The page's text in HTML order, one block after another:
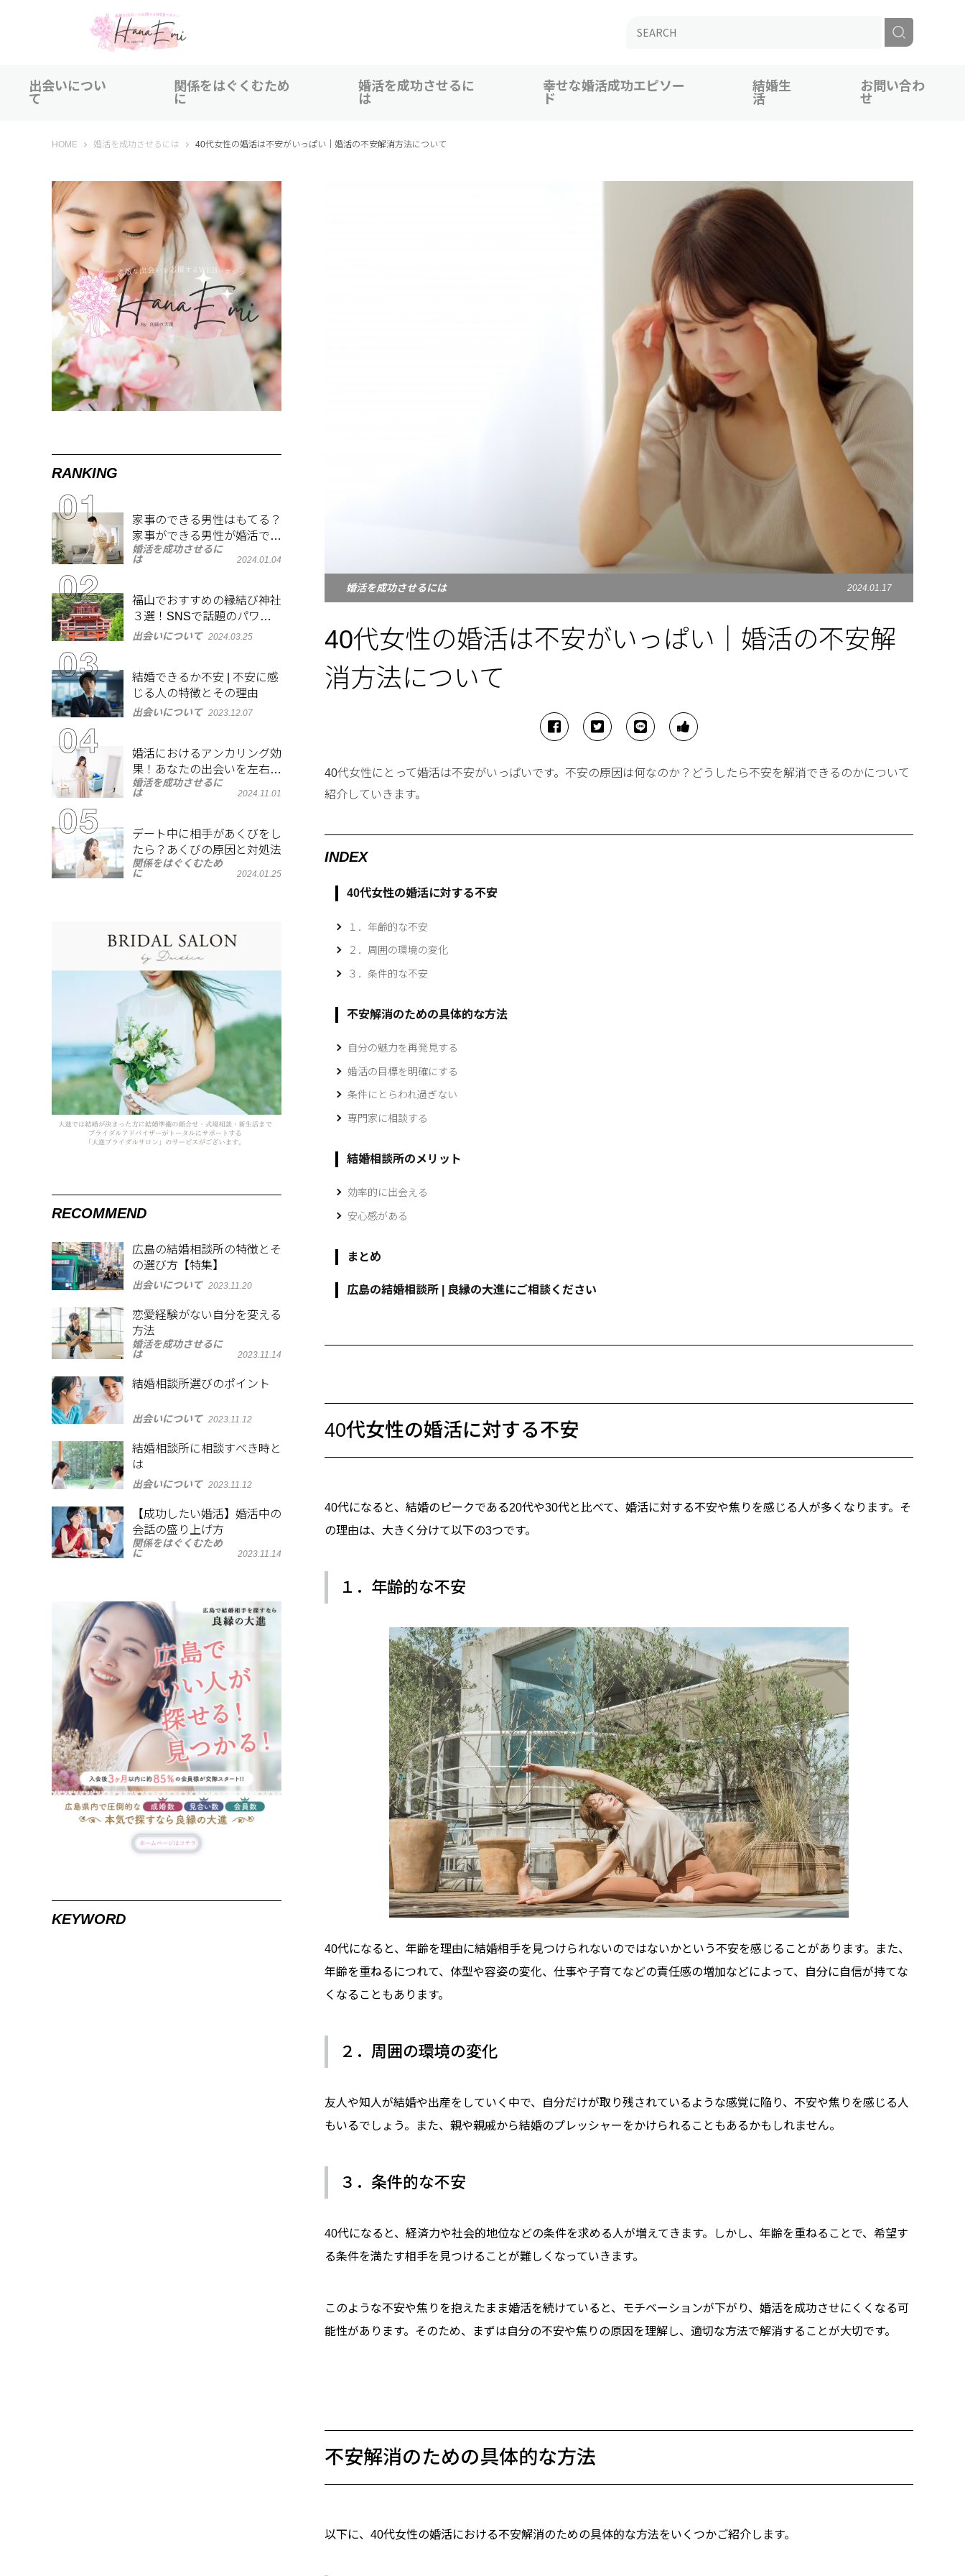
出会いについ
て
関係をはぐくむため
に
婚活を成功させるに
は
幸せな婚活成功エピソー
ド
結婚生
活
お問い合わ
せ
HOME はなえみ│HANAEMI│素敵な出会いを応援するWEBマガジン 広島、福山での婚活恋活を応援
婚活を成功させるには 40代女性の婚活は不安がいっぱい｜婚活の不安解消方法について
婚活を成功させるには 2024.01.17
40代女性の婚活は不安がいっぱい｜婚活の不安解
消方法について
40代女性にとって婚活は不安がいっぱいです。不安の原因は何なのか？どうしたら不安を解消できるのかについて
紹介していきます。
INDEX
40代女性の婚活に対する不安
１．年齢的な不安
２．周囲の環境の変化
３．条件的な不安
不安解消のための具体的な方法
自分の魅力を再発見する
婚活の目標を明確にする
条件にとらわれ過ぎない
専門家に相談する
結婚相談所のメリット
効率的に出会える
安心感がある
まとめ
広島の結婚相談所 | 良縁の大進にご相談ください
40代女性の婚活に対する不安
40代になると、結婚のピークである20代や30代と比べて、婚活に対する不安や焦りを感じる人が多くなります。そ
の理由は、大きく分けて以下の3つです。
１．年齢的な不安
40代になると、年齢を理由に結婚相手を見つけられないのではないかという不安を感じることがあります。また、
年齢を重ねるにつれて、体型や容姿の変化、仕事や子育てなどの責任感の増加などによって、自分に自信が持てな
くなることもあります。
２．周囲の環境の変化
友人や知人が結婚や出産をしていく中で、自分だけが取り残されているような感覚に陥り、不安や焦りを感じる人
もいるでしょう。また、親や親戚から結婚のプレッシャーをかけられることもあるかもしれません。
３．条件的な不安
40代になると、経済力や社会的地位などの条件を求める人が増えてきます。しかし、年齢を重ねることで、希望す
る条件を満たす相手を見つけることが難しくなっていきます。
このような不安や焦りを抱えたまま婚活を続けていると、モチベーションが下がり、婚活を成功させにくくなる可
能性があります。そのため、まずは自分の不安や焦りの原因を理解し、適切な方法で解消することが大切です。
不安解消のための具体的な方法
以下に、40代女性の婚活における不安解消のための具体的な方法をいくつかご紹介します。
RANKING
家事のできる男性はもてる？
家事ができる男性が婚活で人
気がある理由
婚活を成功させるに
は
2024.01.04
福山でおすすめの縁結び神社
３選！SNSで話題のパワー
スポットで良縁祈願
出会いについて 2024.03.25
結婚できるか不安 | 不安に感
じる人の特徴とその理由
出会いについて 2023.12.07
婚活におけるアンカリング効
果！あなたの出会いを左右す
る心理とは？
婚活を成功させるに
は
2024.11.01
デート中に相手があくびをし
たら？あくびの原因と対処法
関係をはぐくむため
に
2024.01.25
RECOMMEND
広島の結婚相談所の特徴とそ
の選び方【特集】
出会いについて 2023.11.20
恋愛経験がない自分を変える
方法
婚活を成功させるに
は
2023.11.14
結婚相談所選びのポイント
出会いについて 2023.11.12
結婚相談所に相談すべき時と
は
出会いについて 2023.11.12
【成功したい婚活】婚活中の
会話の盛り上げ方
関係をはぐくむため
に
2023.11.14
KEYWORD